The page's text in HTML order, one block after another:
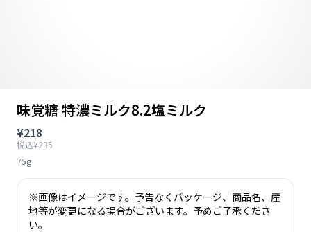
味覚糖 特濃ミルク8.2塩ミルク
¥218
税込¥235
75g
※画像はイメージです。予告なくパッケージ、商品名、産
地等が変更になる場合がございます。予めご了承くださ
い。